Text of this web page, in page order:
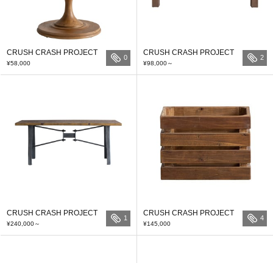
CRUSH CRASH PROJECT
¥58,000
0
CRUSH CRASH PROJECT
¥98,000～
2
CRUSH CRASH PROJECT
¥240,000～
1
CRUSH CRASH PROJECT
¥145,000
4